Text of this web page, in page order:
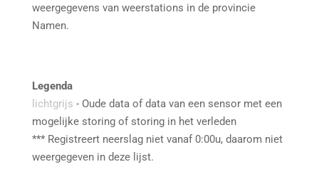
weergegevens van weerstations in de provincie
Namen.
Legenda
lichtgrijs - Oude data of data van een sensor met een
mogelijke storing of storing in het verleden
*** Registreert neerslag niet vanaf 0:00u, daarom niet
weergegeven in deze lijst.